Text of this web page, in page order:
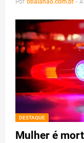
Por obaianao.com.br -
DESTAQUE
Mulher é